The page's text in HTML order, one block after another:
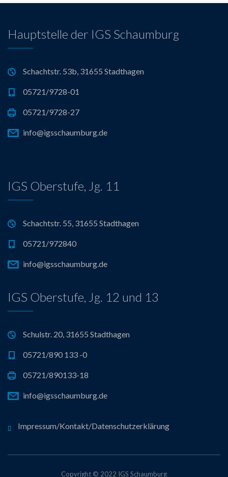
Hauptstelle der IGS Schaumburg
Schachtstr. 53b, 31655 Stadthagen
05721/9728-01
05721/9728-27
info@igsschaumburg.de
IGS Oberstufe, Jg. 11
Schachtstr. 55, 31655 Stadthagen
05721/972840
info@igsschaumburg.de
IGS Oberstufe, Jg. 12 und 13
Schulstr. 20, 31655 Stadthagen
05721/890 133 -0
05721/890133-18
info@igsschaumburg.de
Impressum/Kontakt/Datenschutzerklärung
Copyright © 2022 IGS Schaumburg